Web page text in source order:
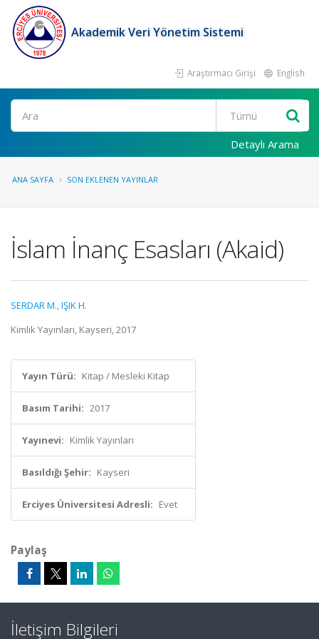
Akademik Veri Yönetim Sistemi
Araştırmacı Girişi English
Ara
Detaylı Arama
ANA SAYFA SON EKLENEN YAYINLAR
İslam İnanç Esasları (Akaid)
SERDAR M.,IŞIK H.
Kimlik Yayınları, Kayseri, 2017
Yayın Türü: Kitap / Mesleki Kitap
Basım Tarihi: 2017
Yayınevi: Kimlik Yayınları
Basıldığı Şehir: Kayseri
Erciyes Üniversitesi Adresli: Evet
Paylaş
İletişim Bilgileri